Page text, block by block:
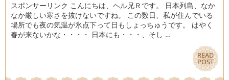
スポンサーリンク こんにちは、ヘル兄Ｒです。 日本列島、なか
なか厳しい寒さを抜けないですね。 この数日、私が住んでいる
場所でも夜の気温が氷点下って日もしょっちゅうです。 はやく
春が来ないかな・・・・ 日本にも・・・、そし …
READ
POST
READ
POST